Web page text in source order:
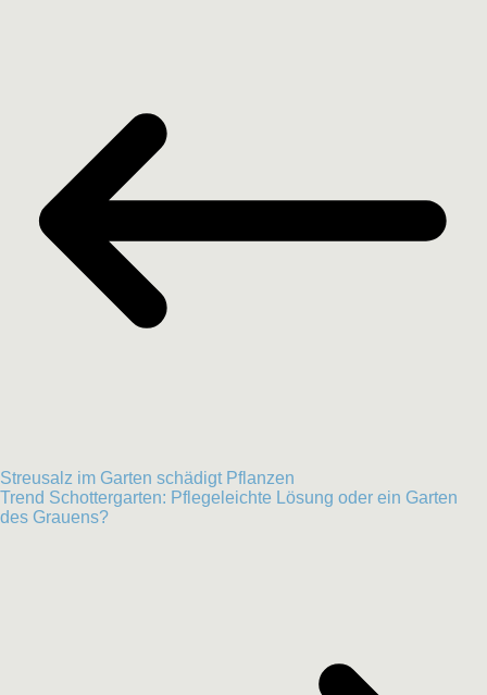
Streusalz im Garten schädigt Pflanzen
Trend Schottergarten: Pflegeleichte Lösung oder ein Garten
des Grauens?